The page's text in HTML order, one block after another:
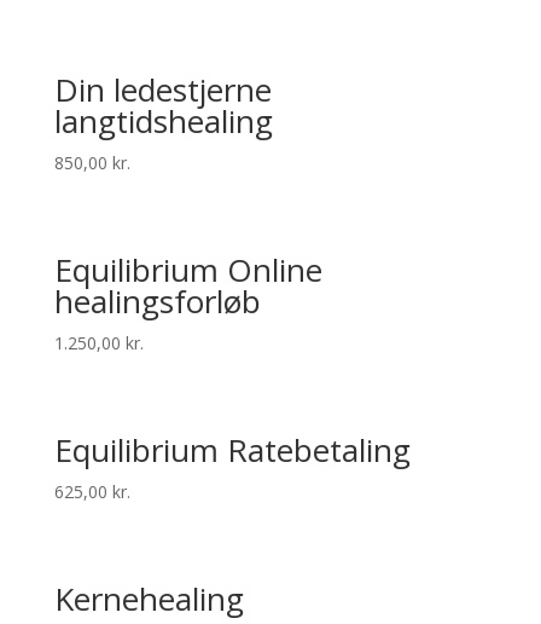
Din ledestjerne
langtidshealing
850,00 kr.
Equilibrium Online
healingsforløb
1.250,00 kr.
Equilibrium Ratebetaling
625,00 kr.
Kernehealing